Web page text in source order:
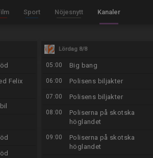
Sport Nöjesnytt Kanaler
Felix
Lördag 8/8
05:00 Big bang
06:00 Polisens biljakter
07:00 Polisens biljakter
08:00
Poliserna på skotska
höglandet
09:00
Poliserna på skotska
höglandet